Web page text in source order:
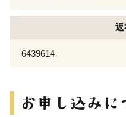
返
6439614